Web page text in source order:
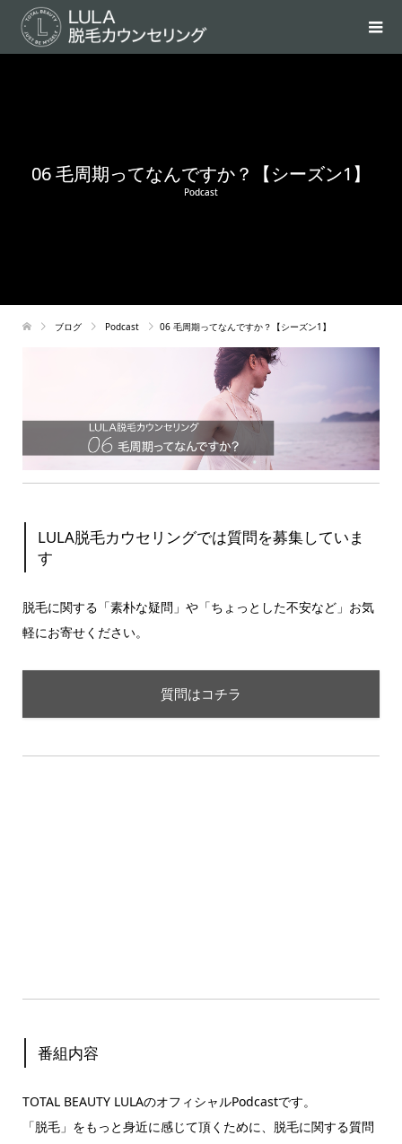
06 毛周期ってなんですか？【シーズン1】
Podcast
ブログ Podcast 06 毛周期ってなんですか？【シーズン1】
LULA脱毛カウセリングでは質問を募集していま
す
脱毛に関する「素朴な疑問」や「ちょっとした不安など」お気
軽にお寄せください。
質問はコチラ
番組内容
TOTAL BEAUTY LULAのオフィシャルPodcastです。
「脱毛」をもっと身近に感じて頂くために、脱毛に関する質問